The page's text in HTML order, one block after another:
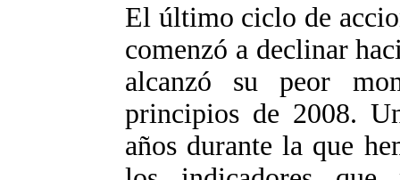
El último ciclo de
comenzó a declinar
alcanzó su peor
principios de 2008.
años durante la que